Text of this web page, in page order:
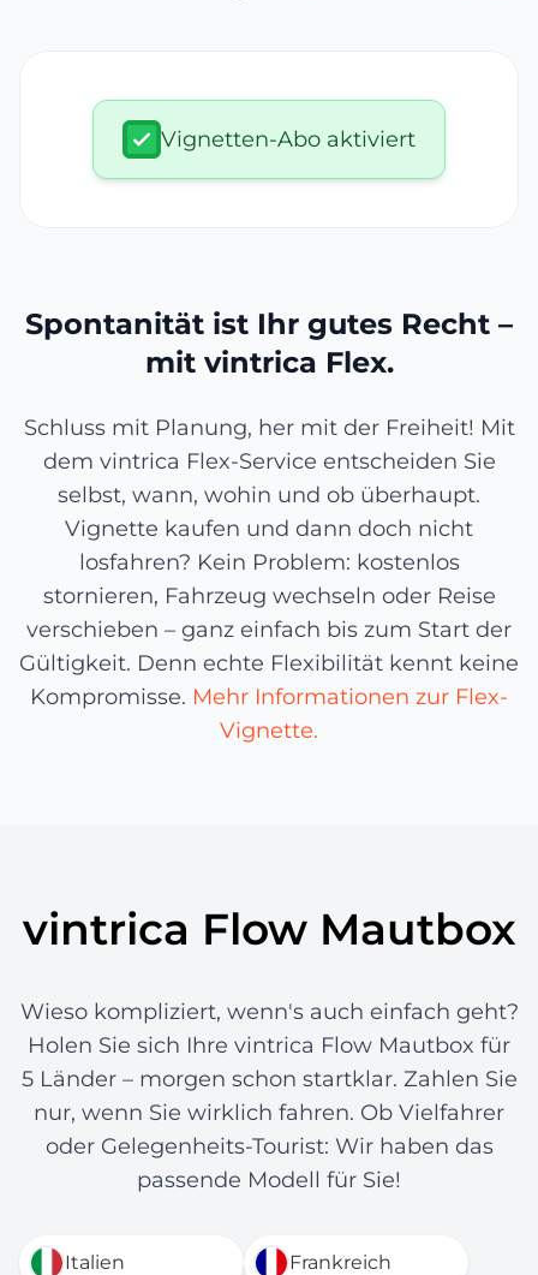
Vignetten-Abo aktiviert
Spontanität ist Ihr gutes Recht –
mit vintrica Flex.
Schluss mit Planung, her mit der Freiheit! Mit
dem vintrica Flex-Service entscheiden Sie
selbst, wann, wohin und ob überhaupt.
Vignette kaufen und dann doch nicht
losfahren? Kein Problem: kostenlos
stornieren, Fahrzeug wechseln oder Reise
verschieben – ganz einfach bis zum Start der
Gültigkeit. Denn echte Flexibilität kennt keine
Kompromisse. Mehr Informationen zur Flex-
Vignette.
vintrica Flow Mautbox
Wieso kompliziert, wenn's auch einfach geht?
Holen Sie sich Ihre vintrica Flow Mautbox für
5 Länder – morgen schon startklar. Zahlen Sie
nur, wenn Sie wirklich fahren. Ob Vielfahrer
oder Gelegenheits-Tourist: Wir haben das
passende Modell für Sie!
Italien Frankreich